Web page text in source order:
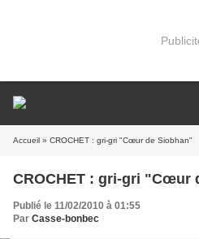
Accueil » CROCHET : gri-gri "Cœur de Siobhan"
CROCHET : gri-gri "Cœur
Publié le 11/02/2010 à 01:55
Par Casse-bonbec